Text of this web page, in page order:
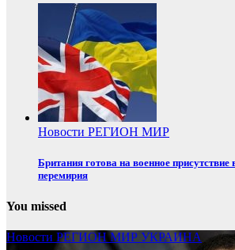
Новости РЕГИОН МИР
Британия готова на военное присутствие
перемирия
You missed
Новости РЕГИОНМИР УКРАИНА